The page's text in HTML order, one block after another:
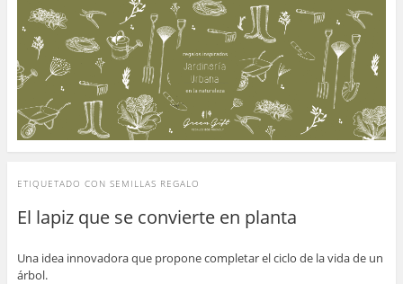
ETIQUETADO CON SEMILLAS REGALO
El lapiz que se convierte en planta
Una idea innovadora que propone completar el ciclo de la vida de un
árbol.